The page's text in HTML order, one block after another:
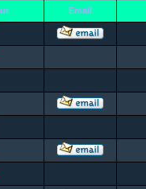
Email